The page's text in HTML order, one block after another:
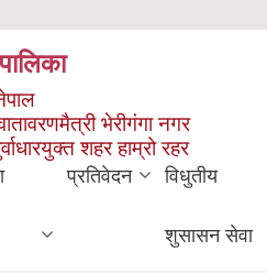
भेरीगंगा नगर
शहर हाम्रो रहर
प्रतिवेदन विधुतीय
शुसासन सेवा